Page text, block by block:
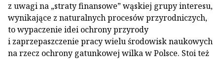
z uwagi na „straty finansowe” wąskiej grupy interesu,
wynikające z naturalnych procesów przyrodniczych,
to wypaczenie idei ochrony przyrody
i zaprzepaszczenie pracy wielu środowisk naukowych
na rzecz ochrony gatunkowej wilka w Polsce. Stoi też